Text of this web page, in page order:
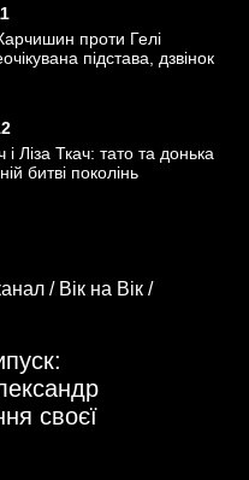
проти Гелі
підстава, дзвінок
і Ліза Ткач: тато та донька
битві поколінь
/ Вік на Вік /
своєї